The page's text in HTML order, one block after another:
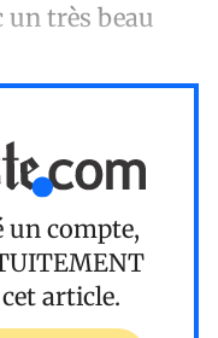
un très beau
un compte,
article.